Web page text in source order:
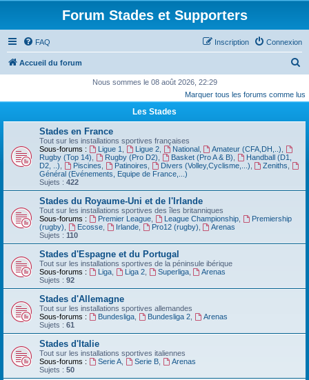
Forum Stades et Supporters
FAQ Connexion
Inscription
Accueil du forum
c
e
Nous sommes le 08 août 2026, 22:29
Marquer tous les forums comme lus
Les Stades
Stades en France
Tout sur les installations sportives françaises
Sous-forums :
Ligue 1 Ligue 2, National, Amateur (CFA,DH,..)
Rugby (Top 14)
Rugby (Pro D2) Basket (Pro A & B)
Handball (D1,
D2, ..)
Piscines Patinoires Divers (Volley,Cyclisme,...) Zeniths
Général (Evénements, Equipe de France,...)
Sujets : 422
Stades du Royaume-Uni et de l'Irlande
Tout sur les installations sportives des îles britanniques
Sous-forums :
Premier League, League Championship,
Premiership
(rugby)
Ecosse, Irlande, Pro12 (rugby)
Arenas
Sujets : 110
Stades d'Espagne et du Portugal
Tout sur les installations sportives de la péninsule ibérique
Sous-forums :
Liga, Liga 2, Superliga,
Arenas
Sujets : 92
Stades d'Allemagne
Tout sur les installations sportives allemandes
Sous-forums :
Bundesliga, Bundesliga 2,
Arenas
Sujets : 61
Stades d'Italie
Tout sur les installations sportives italiennes
Sous-forums :
Serie A, Serie B,
Arenas
Sujets : 50